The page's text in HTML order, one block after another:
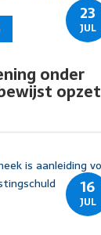
onder
opzet
23
JUL
16
JUL